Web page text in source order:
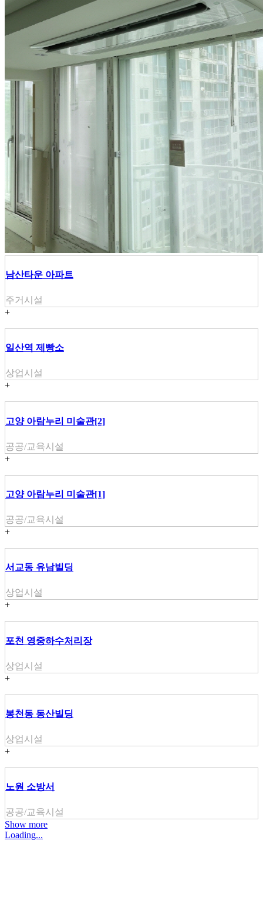
남산타운 아파트
주거시설
+
일산역 제빵소
상업시설
+
고양 아람누리 미술관[2]
공공/교육시설
+
고양 아람누리 미술관[1]
공공/교육시설
+
서교동 유남빌딩
상업시설
+
포천 영중하수처리장
상업시설
+
봉천동 동산빌딩
상업시설
+
노원 소방서
공공/교육시설
Show more
Loading...